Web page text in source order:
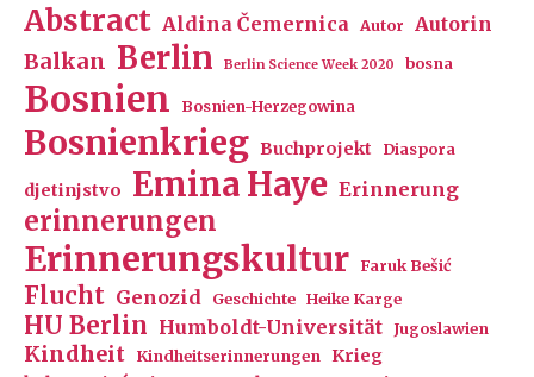
Abstract Aldina Čemernica Autor Autorin
Balkan Berlin Berlin Science Week 2020 bosna
Bosnien Bosnien-Herzegowina
Bosnienkrieg Buchprojekt Diaspora
djetinjstvo Emina Haye Erinnerung
erinnerungen
Erinnerungskultur Faruk Bešić
Flucht Genozid Geschichte Heike Karge
HU Berlin Humboldt-Universität Jugoslawien
Kindheit Kindheitserinnerungen
Krieg